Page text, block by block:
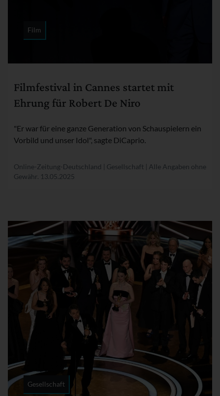
Filmfestival in Cannes startet mit
Ehrung für Robert De Niro
"Er war für eine ganze Generation von Schauspielern ein
Vorbild und unser Idol", sagte DiCaprio.
Film
Online-Zeitung-Deutschland | Gesellschaft | Alle Angaben ohne
Gewähr. 13.05.2025
Gesellschaft